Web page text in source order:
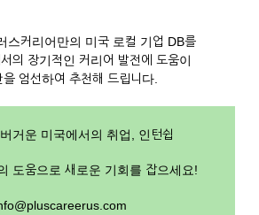
스커리어만의 미국 로컬 기업 DB를
의 장기적인 커리어 발전에 도움이
엄선하여 추천해 드립니다.
거운 미국에서의 취업, 인턴쉽
도움으로 새로운 기회를 잡으세요!